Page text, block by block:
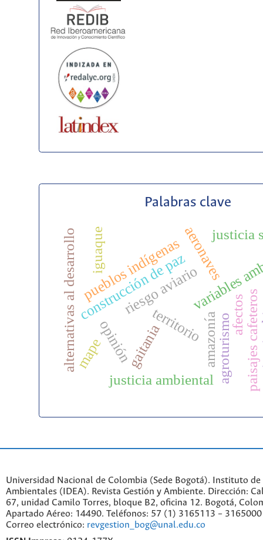
Palabras clave
variables
riesgo aviario
aeronaves
gaitania agroturismo
construcción de paz
paisajes cafeteros
territorio
justicia ambiental
justicia
pueblos indígenas
afectos
iguaque
opinión amazonía
alternativas al desarrollomape
Universidad Nacional de Colombia (Sede Bogotá). Instituto de
Ambientales (IDEA). Revista Gestión y Ambiente. Dirección:
67, unidad Camilo Torres, bloque B2, oficina 12. Bogotá,
Apartado Aéreo: 14490. Teléfonos: 57 (1) 3165113 –
Correo electrónico: revgestion_bog@unal.edu.co